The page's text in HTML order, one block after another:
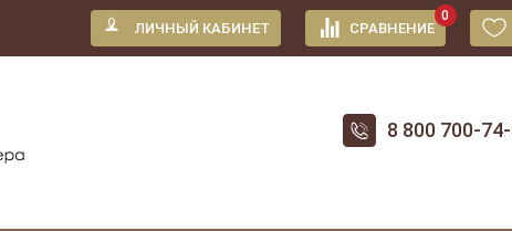
ЛИЧНЫЙ КАБИНЕТ СРАВНЕНИЕ
0
8 800 700-